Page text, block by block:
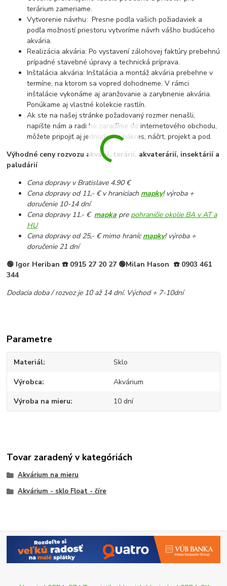
terárium zameriame.
Vytvorenie návrhu: Presne podľa vašich požiadaviek a
podľa možností priestoru vytvoríme návrh vášho budúceho
akvária.
Realizácia akvária: Po vystavení zálohovej faktúry prebehnú
prípadné stavebné úpravy a technická príprava.
Inštalácia akvária: Inštalácia a montáž akvária prebehne v
termíne, na ktorom sa vopred dohodneme. V rámci
inštalácie vykonáme aj aranžovanie a zarybnenie akvária.
Ponúkame aj vlastné kolekcie rastlín.
Ak ste na našej stránke požadovaný rozmer nenašli,
napíšte nám a radi ho zaradíme do internetového obchodu,
môžete pripojiť aj jednoduchý nákres, náčrt, projekt a pod.
Výhodné ceny rozvozu akvárií, terárií, akvaterárií, insektárií a
paludárií
Cena dopravy v Bratislave 4.90 €
Cena dopravy od 11,- € v hraniciach mapky! výroba +
doručenie 10-14 dní
Cena dopravy 11.- € mapka pre pohraničie okolie BA v AT a
HU
Cena dopravy od 25,- € mimo hranícmapky! výroba +
doručenie 21 dní
🟢 Igor Heriban ☎️ 0915 27 20 27 🟢Milan Hason ☎️ 0903 461
344
Dodacia doba / rozvoz je 10 až 14 dní. Východ + 7-10dní
Parametre
Materiál Sklo
Výrobca Akvárium
Výroba na mieru 10 dní
Tovar zaradený v kategóriách
Akvárium na mieru
Akvárium - sklo Float - číre